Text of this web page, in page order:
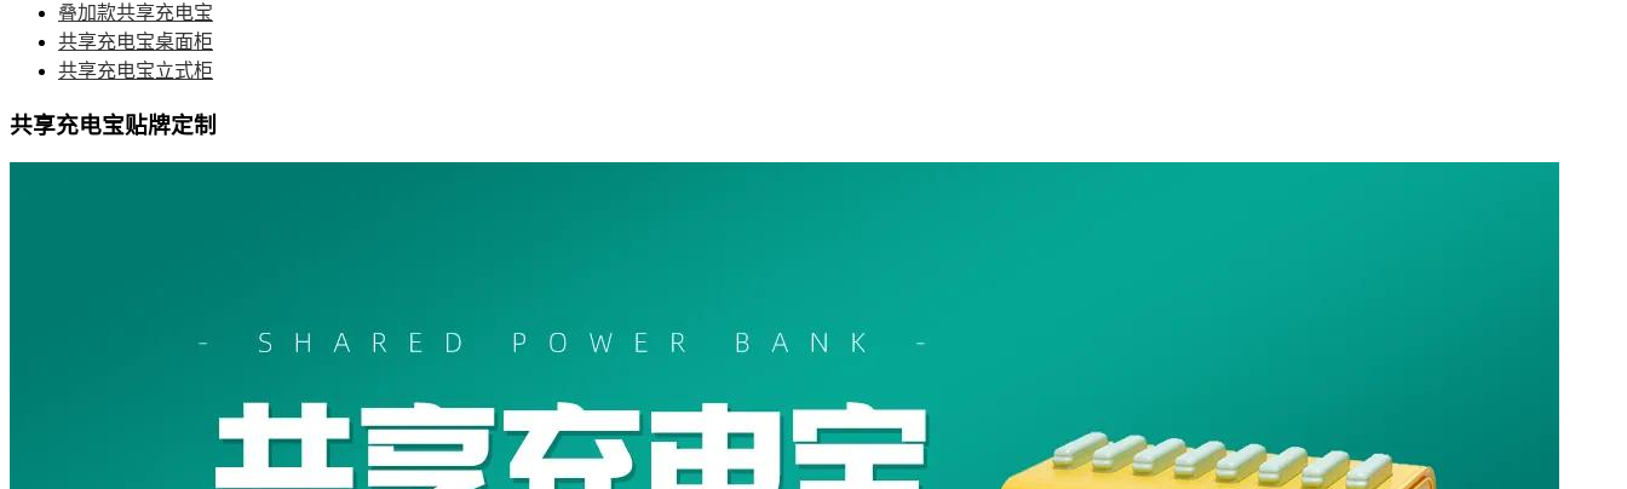
叠加款共享充电宝
共享充电宝桌面柜
共享充电宝立式柜
共享充电宝贴牌定制